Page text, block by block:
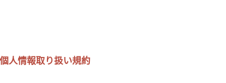
個人情報取り扱い規約